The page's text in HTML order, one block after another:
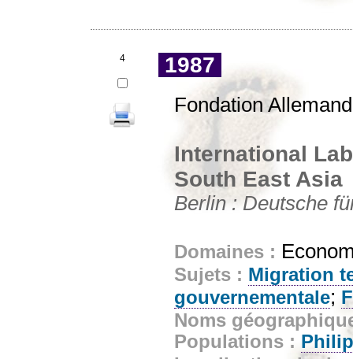
4 1987
Fondation
International
South East Asia
Berlin : Deutsche
Domaines :
Sujets : Migration
gouvernementale;
Noms
Populations :